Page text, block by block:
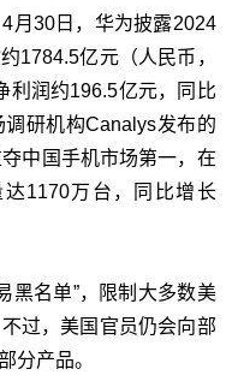
月30日，华为披露2024
1784.5亿元（人民币，
利润约196.5亿元，同比
研机构Canalys发布的
中国手机市场第一，在
1170万台，同比增长
黑名单”，限制大多数美
过，美国官员仍会向部
分产品。